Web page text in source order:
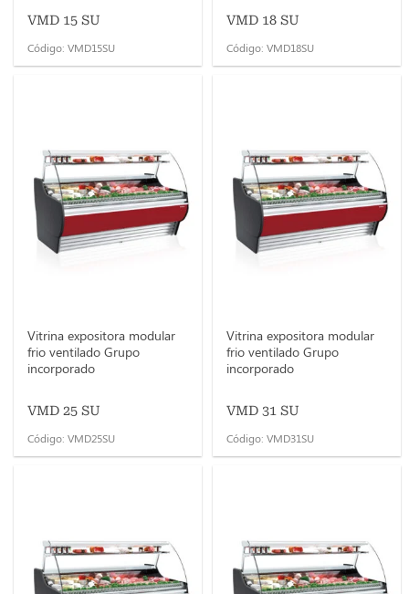
VMD 15 SU
Código: VMD15SU
VMD 18 SU
Código: VMD18SU
Vitrina expositora modular
frio ventilado Grupo
incorporado
VMD 25 SU
Código: VMD25SU
Vitrina expositora modular
frio ventilado Grupo
incorporado
VMD 31 SU
Código: VMD31SU